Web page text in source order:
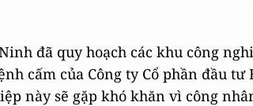
đã quy hoạch các khu công
cấm của Công ty Cổ phần đầu
này sẽ gặp khó khăn vì công